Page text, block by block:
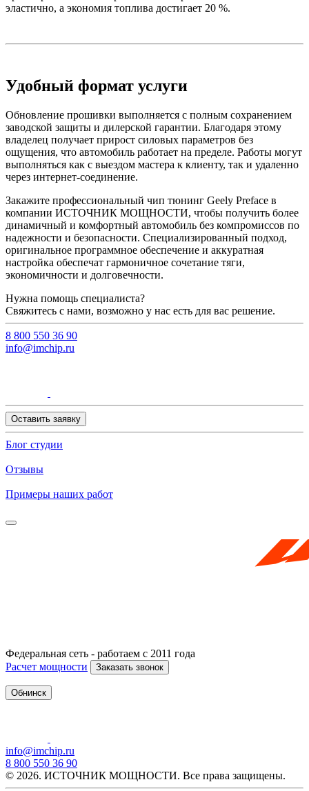
эластично, а экономия топлива достигает 20 %.
Удобный формат услуги
Обновление прошивки выполняется с полным сохранением
заводской защиты и дилерской гарантии. Благодаря этому
владелец получает прирост силовых параметров без
ощущения, что автомобиль работает на пределе. Работы могут
выполняться как с выездом мастера к клиенту, так и удаленно
через интернет-соединение.
Закажите профессиональный чип тюнинг Geely Preface в
компании ИСТОЧНИК МОЩНОСТИ, чтобы получить более
динамичный и комфортный автомобиль без компромиссов по
надежности и безопасности. Специализированный подход,
оригинальное программное обеспечение и аккуратная
настройка обеспечат гармоничное сочетание тяги,
экономичности и долговечности.
Нужна помощь специалиста?
Свяжитесь с нами, возможно у нас есть для вас решение.
8 800 550 36 90
info@imchip.ru
Оставить заявку
Блог студии
Отзывы
Примеры наших работ
Федеральная сеть - работаем с 2011 года
Расчет мощности
Заказать звонок
Обнинск
info@imchip.ru
8 800 550 36 90
© 2026. ИСТОЧНИК МОЩНОСТИ. Все права защищены.